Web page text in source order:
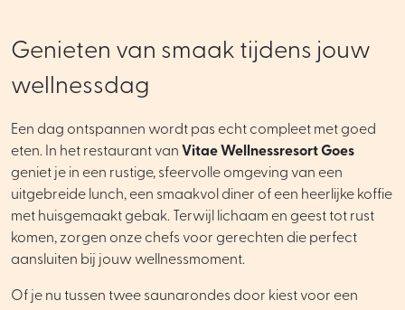
Genieten van smaak tijdens jouw
wellnessdag
Een dag ontspannen wordt pas echt compleet met goed
eten. In het restaurant van Vitae Wellnessresort Goes
geniet je in een rustige, sfeervolle omgeving van een
uitgebreide lunch, een smaakvol diner of een heerlijke koffie
met huisgemaakt gebak. Terwijl lichaam en geest tot rust
komen, zorgen onze chefs voor gerechten die perfect
aansluiten bij jouw wellnessmoment.
Of je nu tussen twee saunarondes door kiest voor een